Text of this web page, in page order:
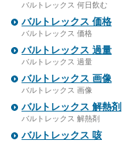
バルトレックス 何日飲む
バルトレックス 価格
バルトレックス 価格
バルトレックス 過量
バルトレックス 過量
バルトレックス 画像
バルトレックス 画像
バルトレックス 解熱剤
バルトレックス 解熱剤
バルトレックス 咳